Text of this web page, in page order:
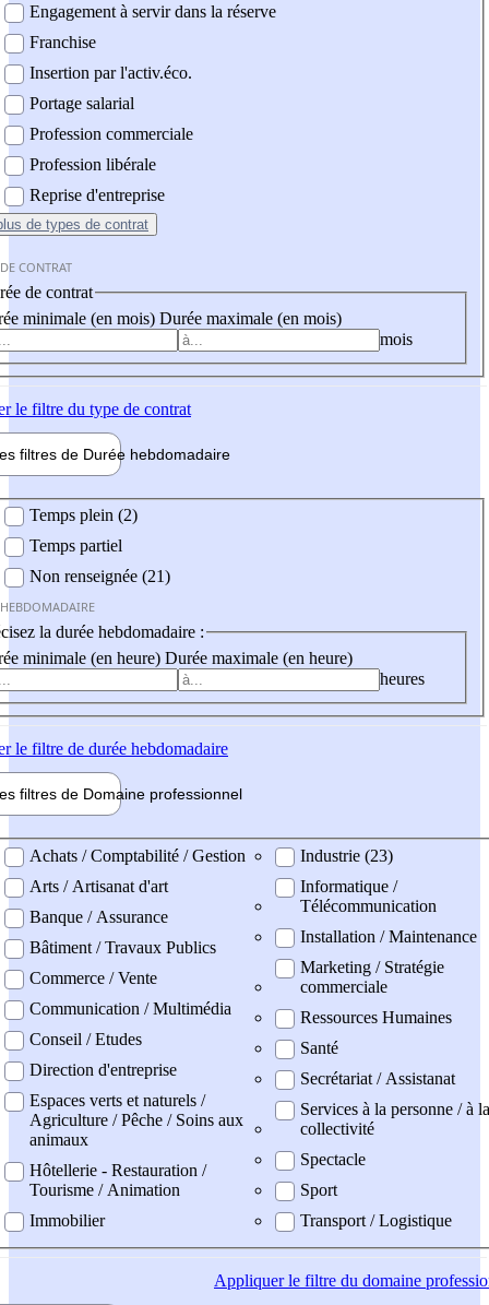
Engagement à servir dans la réserve
Franchise
Insertion par l'activ.éco.
Portage salarial
Profession commerciale
Profession libérale
Reprise d'entreprise
de types de contrat
CONTRAT
de contrat
minimale (en mois) Durée maximale (en mois)
mois
le filtre du type de contrat
filtres de Durée hebdomadaire
Temps plein (2)
Temps partiel
Non renseignée (21)
la durée hebdomadaire :
minimale (en heure) Durée maximale (en heure)
heures
le filtre de durée hebdomadaire
filtres de Domaine professionnel
professionel
Achats / Comptabilité / Gestion
Arts / Artisanat d'art
Banque / Assurance
Bâtiment / Travaux Publics
Commerce / Vente
Communication / Multimédia
Conseil / Etudes
Direction d'entreprise
Espaces verts et naturels /
Agriculture / Pêche / Soins aux
animaux
Hôtellerie - Restauration /
Tourisme / Animation
Immobilier
Industrie (23)
Informatique /
Télécommunication
Installation / Maintenance
Marketing / Stratégie
commerciale
Ressources Humaines
Santé
Secrétariat / Assistanat
Services à la personne / à la
collectivité
Spectacle
Sport
Transport / Logistique
Appliquerle filtre du domaine